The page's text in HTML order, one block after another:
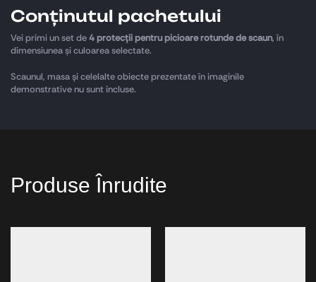
Conținutul pachetului
Vei primi un set de4 protecții pentru picioare rotunde de scaun, în
dimensiunea și culoarea selectate.
Scaunul, masa și celelalte obiecte prezentate în imaginile
demonstrative nu sunt incluse.
Produse Înrudite